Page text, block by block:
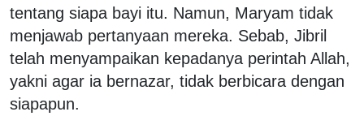
tentang siapa bayi itu. Namun, Maryam tidak
menjawab pertanyaan mereka. Sebab, Jibril
telah menyampaikan kepadanya perintah Allah,
yakni agar ia bernazar, tidak berbicara dengan
siapapun.